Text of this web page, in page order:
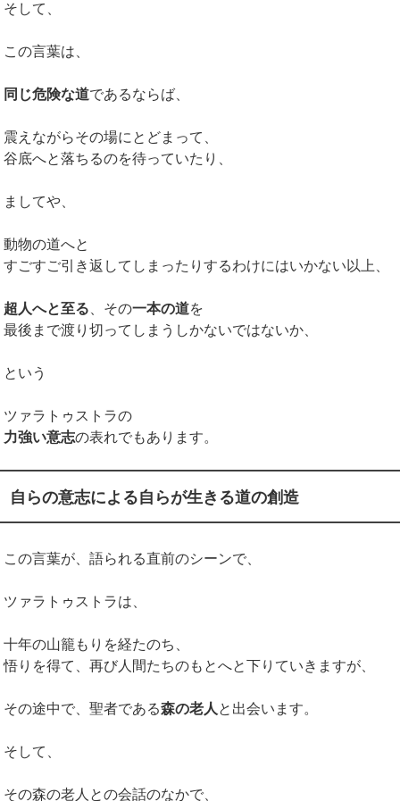
そして、
この言葉は、
同じ危険な道であるならば、
震えながらその場にとどまって、
谷底へと落ちるのを待っていたり、
ましてや、
動物の道へと
すごすご引き返してしまったりするわけにはいかない以上、
超人へと至る 、その一本の道を
最後まで渡り切ってしまうしかないではないか、
という
ツァラトゥストラの
力強い意志の表れでもあります。
自らの意志による自らが生きる道の創造
この言葉が、語られる直前のシーンで、
ツァラトゥストラは、
十年の山籠もりを経たのち、
悟りを得て、再び人間たちのもとへと下りていきますが、
その途中で、聖者である森の老人 と出会います。
そして、
その森の老人との会話のなかで、